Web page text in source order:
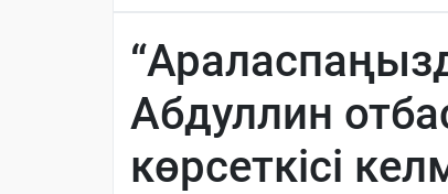
Абдуллин
көрсеткісі